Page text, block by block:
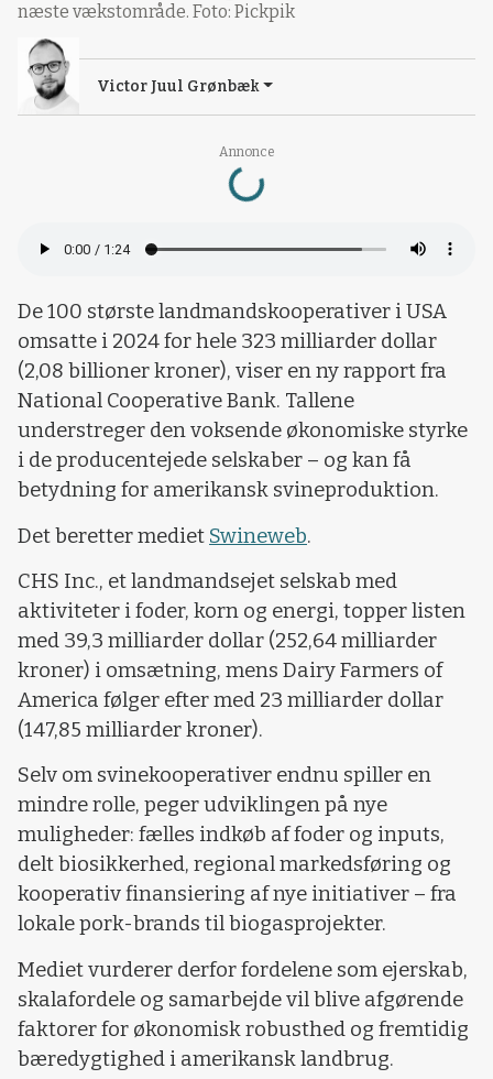
Annonce
Loading...
næste vækstområde. Foto: Pickpik
Victor Juul Grønbæk
De 100 største landmandskooperativer i USA
omsatte i 2024 for hele 323 milliarder dollar
(2,08 billioner kroner), viser en ny rapport fra
National Cooperative Bank. Tallene
understreger den voksende økonomiske styrke
i de producentejede selskaber – og kan få
betydning for amerikansk svineproduktion.
Det beretter mediet Swineweb.
CHS Inc., et landmandsejet selskab med
aktiviteter i foder, korn og energi, topper listen
med 39,3 milliarder dollar (252,64 milliarder
kroner) i omsætning, mens Dairy Farmers of
America følger efter med 23 milliarder dollar
(147,85 milliarder kroner).
Selv om svinekooperativer endnu spiller en
mindre rolle, peger udviklingen på nye
muligheder: fælles indkøb af foder og inputs,
delt biosikkerhed, regional markedsføring og
kooperativ finansiering af nye initiativer – fra
lokale pork-brands til biogasprojekter.
Mediet vurderer derfor fordelene som ejerskab,
skalafordele og samarbejde vil blive afgørende
faktorer for økonomisk robusthed og fremtidig
bæredygtighed i amerikansk landbrug.